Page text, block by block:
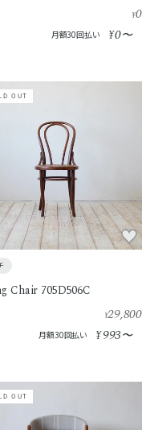
¥0
月額30回払い ¥0〜
OUT
Chair 705D506C
¥29,800
月額30回払い ¥993〜
OUT